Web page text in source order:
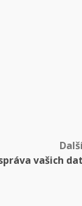
vašich dat